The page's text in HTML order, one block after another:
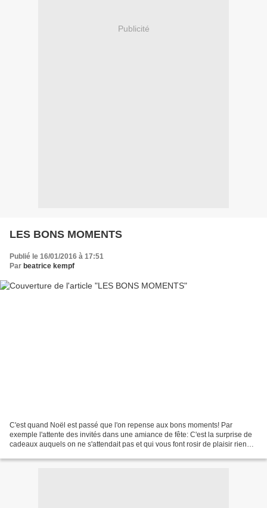
Publicité
LES BONS MOMENTS
Publié le 16/01/2016 à 17:51
Par beatrice kempf
C'est quand Noël est passé que l'on repense aux bons moments! Par
exemple l'attente des invités dans une amiance de fête: C'est la surprise de
cadeaux auquels on ne s'attendait pas et qui vous font rosir de plaisir rien